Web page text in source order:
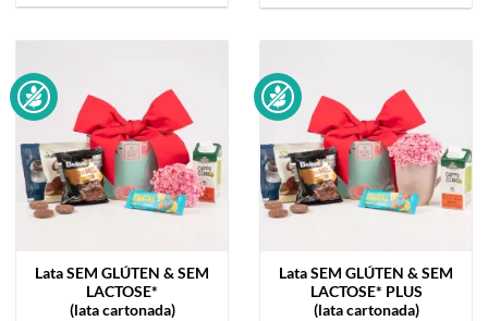
LataSEM GLÚTEN & SEM
LACTOSE*
(lata cartonada)
LataSEM GLÚTEN & SEM
LACTOSE* PLUS
(lata cartonada)